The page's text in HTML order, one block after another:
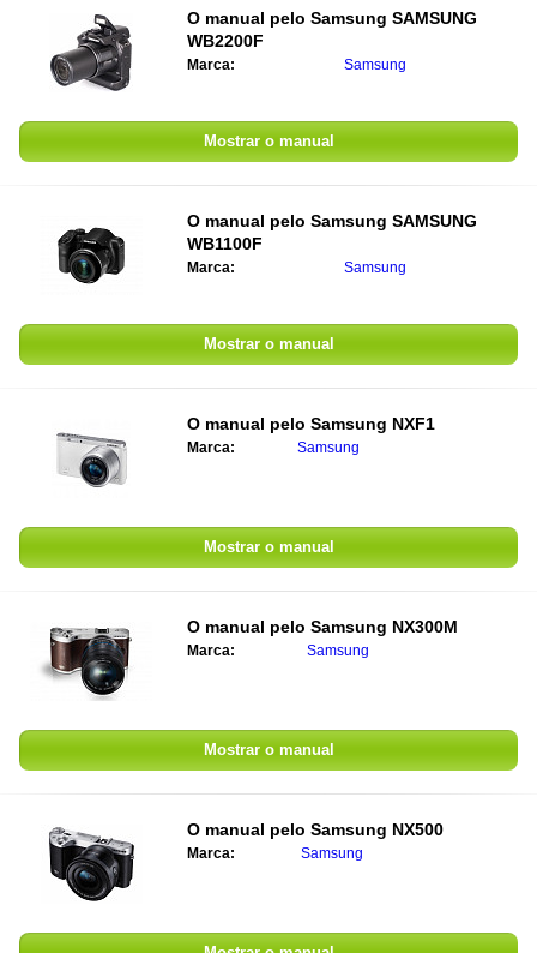
O manual pelo Samsung SAMSUNG
WB2200F
Marca: Samsung
Mostrar o manual
O manual pelo Samsung SAMSUNG
WB1100F
Marca: Samsung
Mostrar o manual
O manual pelo Samsung NXF1
Marca: Samsung
Mostrar o manual
O manual pelo Samsung NX300M
Marca: Samsung
Mostrar o manual
O manual pelo Samsung NX500
Marca: Samsung